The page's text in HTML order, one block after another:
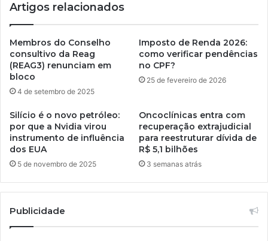
Artigos relacionados
Membros do Conselho
consultivo da Reag
(REAG3) renunciam em
bloco
4 de setembro de 2025
Imposto de Renda 2026:
como verificar pendências
no CPF?
25 de fevereiro de 2026
Silício é o novo petróleo:
por que a Nvidia virou
instrumento de influência
dos EUA
5 de novembro de 2025
Oncoclínicas entra com
recuperação extrajudicial
para reestruturar dívida de
R$ 5,1 bilhões
3 semanas atrás
Publicidade